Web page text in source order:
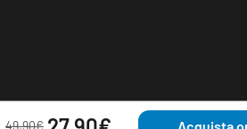
49,90€ Acquista